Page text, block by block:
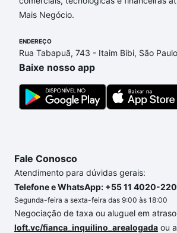
parcelas podem se adequar ao seu
processo de compra, veja em
custa comprar um apartamento e
gente para comprar o imóvel dos
segurança e conforto. Loft, com
chaves.
Mais Negócio.
ENDEREÇO
Rua Tabapuã, 743 - Itaim Bibi, São
Baixe nosso app
Fale Conosco
Atendimento para dúvidas gerais:
Telefone e WhatsApp: +55 11 4020-
Segunda-feira a sexta-feira das 9:00 às 18:00
Negociação de taxa ou aluguel em
loft.vc/fianca_inquilino_arealogada ou